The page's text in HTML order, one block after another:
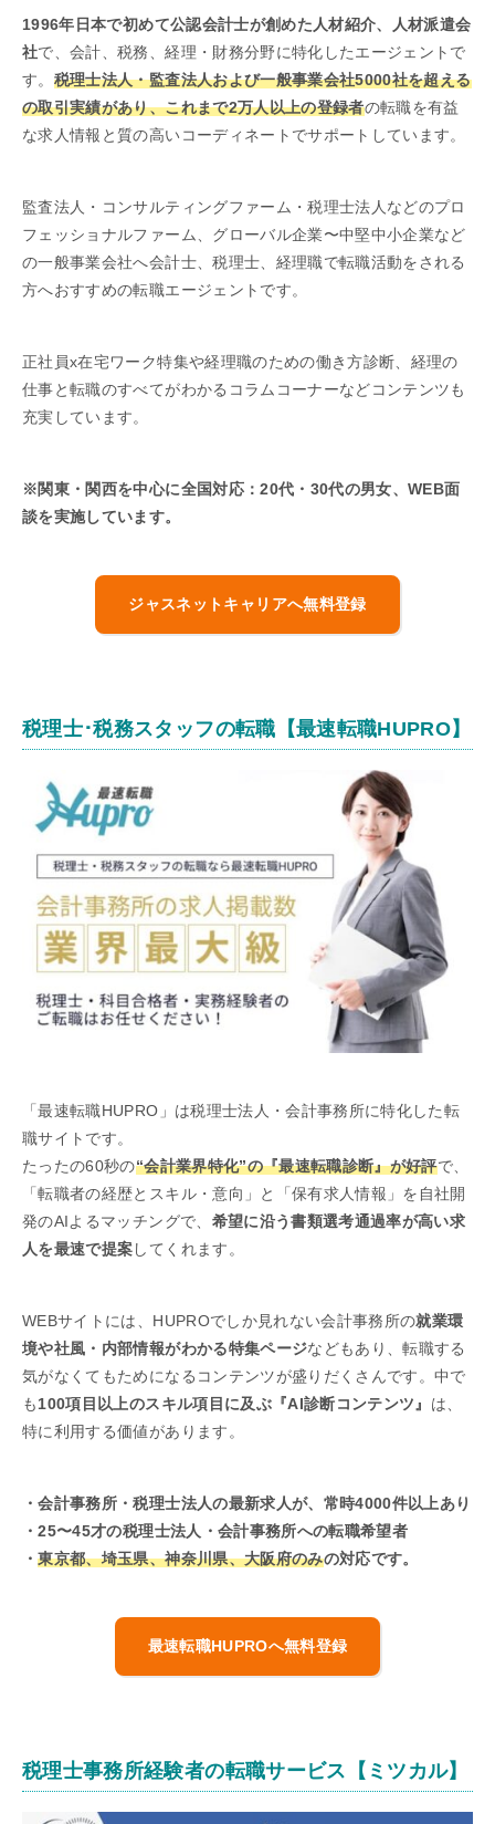
1996年日本で初めて公認会計士が創めた人材紹介、人材派遣会
社で、会計、税務、経理・財務分野に特化したエージェントで
す。 税理士法人・監査法人および一般事業会社5000社を超える
の取引実績があり、これまで2万人以上の登録者の転職を有益
な求人情報と質の高いコーディネートでサポートしています。
監査法人・コンサルティングファーム・税理士法人などのプロ
フェッショナルファーム、グローバル企業〜中堅中小企業など
の一般事業会社へ会計士、税理士、経理職で転職活動をされる
方へおすすめの転職エージェントです。
正社員x在宅ワーク特集や経理職のための働き方診断、経理の
仕事と転職のすべてがわかるコラムコーナーなどコンテンツも
充実しています。
※関東・関西を中心に全国対応：20代・30代の男女、WEB面
談を実施しています。
ジャスネットキャリアへ無料登録
税理士･税務スタッフの転職【最速転職HUPRO】
「最速転職HUPRO」は税理士法人・会計事務所に特化した転
職サイトです。
たったの60秒の“会計業界特化”の『最速転職診断』が好評で、
「転職者の経歴とスキル・意向」と「保有求人情報」を自社開
発のAIよるマッチングで、 希望に沿う書類選考通過率が高い求
人を最速で提案してくれます。
WEBサイトには、HUPROでしか見れない会計事務所の就業環
境や社風・内部情報がわかる特集ページなどもあり、転職する
気がなくてもためになるコンテンツが盛りだくさんです。中で
も100項目以上のスキル項目に及ぶ『AI診断コンテンツ』 は、
特に利用する価値があります。
・会計事務所・税理士法人の最新求人が、常時4000件以上あり
・25〜45才の税理士法人・会計事務所への転職希望者
・東京都、埼玉県、神奈川県、大阪府のみの対応です。
最速転職HUPROへ無料登録
税理士事務所経験者の転職サービス【ミツカル】